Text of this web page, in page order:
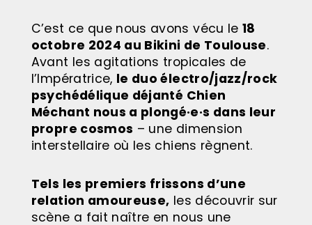
C’est ce que nous avons vécu le 18
octobre 2024 au Bikini de Toulouse.
Avant les agitations tropicales de
l’Impératrice, le duo électro/jazz/rock
psychédélique déjanté Chien
Méchant nous a plongé·e·s dans leur
propre cosmos – une dimension
interstellaire où les chiens règnent.
Tels les premiers frissons d’une
relation amoureuse, les découvrir sur
scène a fait naître en nous une